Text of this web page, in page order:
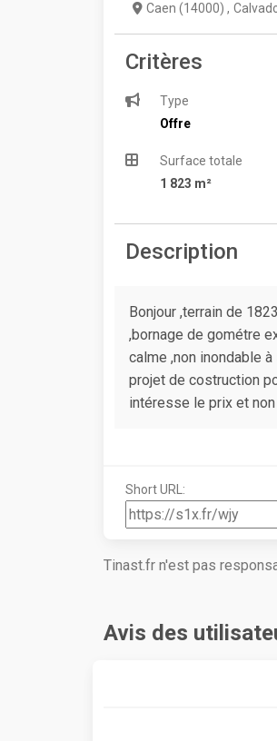
Caen (14000) ,
Critères
Type
Offre
Surface totale
1 823 m²
Description
Bonjour ,terrain de
,bornage de gométre
calme ,non inondable
projet de costruction
intéresse le prix et
Short URL:
Tinast.fr n'est pas
Avis des